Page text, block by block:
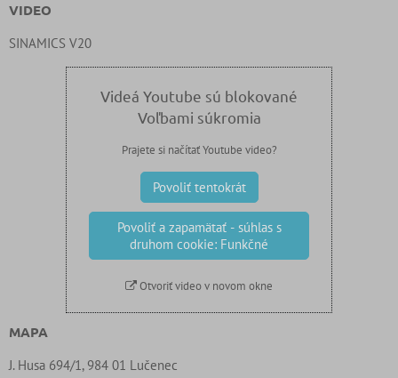
VIDEO
SINAMICS V20
Videá Youtube sú blokované
Voľbami súkromia
Prajete si načítať Youtube video?
Povoliť tentokrát
Povoliť a zapamätať - súhlas s
druhom cookie: Funkčné
Otvoriť video v novom okne
MAPA
J. Husa 694/1, 984 01 Lučenec